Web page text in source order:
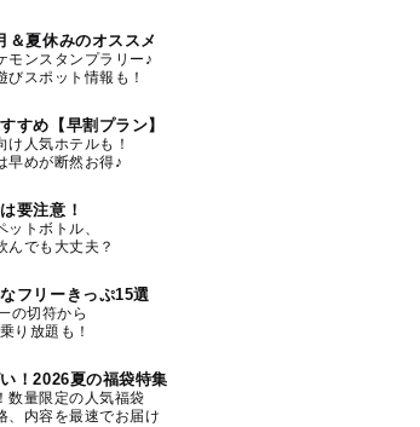
＆夏休みのオススメ
モンスタンプラリー♪
びスポット情報も！
すめ【早割プラン】
け人気ホテルも！
早めが断然お得♪
要注意！
ットボトル、
んでも大丈夫？
フリーきっぷ15選
の切符から
り放題も！
！2026夏の福袋特集
数量限定の人気福袋
、内容を最速でお届け